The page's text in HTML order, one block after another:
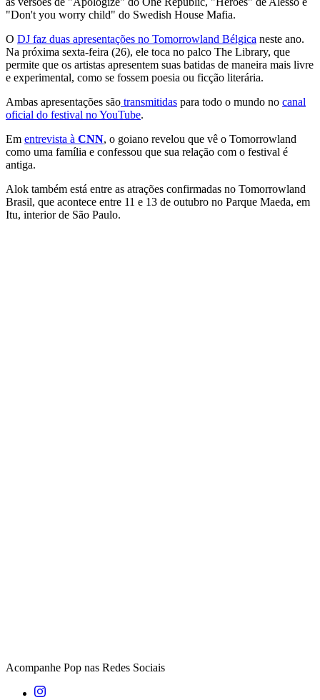
"Don't you worry child" do Swedish House Mafia.
O DJ faz duas apresentações no Tomorrowland Bélgica neste ano.
Na próxima sexta-feira (26), ele toca no palco The Library, que
permite que os artistas apresentem suas batidas de maneira mais livre
e experimental, como se fossem poesia ou ficção literária.
Ambas apresentações são transmitidas para todo o mundo no canal
oficial do festival no YouTube.
Em entrevista à CNN, o goiano revelou que vê o Tomorrowland
como uma família e confessou que sua relação com o festival é
antiga.
Alok também está entre as atrações confirmadas no Tomorrowland
Brasil, que acontece entre 11 e 13 de outubro no Parque Maeda, em
Itu, interior de São Paulo.
Acompanhe Pop nas Redes Sociais